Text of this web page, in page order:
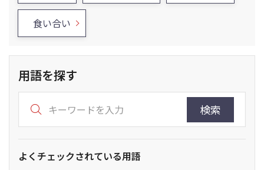
食い合い
用語を探す
検索
よくチェックされている用語